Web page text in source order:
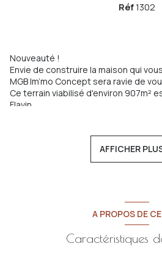
Réf1302
Nouveauté !
Envie de construire la maison qui
MGB Im’mo Concept sera ravie de
Ce terrain viabilisé d'environ 907m²
Flavin.
coiffeurs, écoles etc.) et plusieurs
occuper petits et grands ! Tout ça, à
Primaube et 10 min de Rodez !
laquelle nous allons dessiner vos
*Honoraires agence inclus dans le
AFFICHER
A PROPOS DE
Caractéristiques